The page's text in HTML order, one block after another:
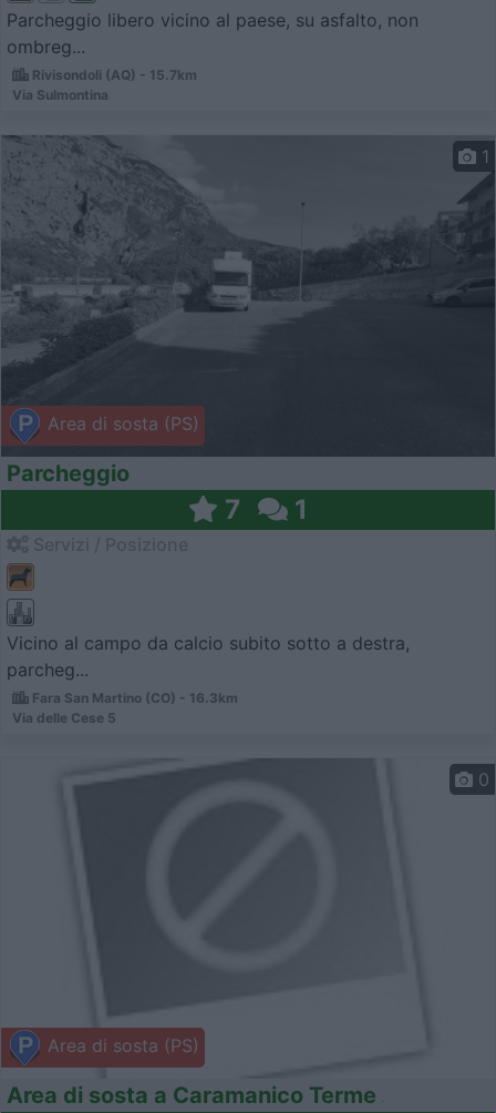
Parcheggio libero vicino al paese, su asfalto, non
ombreg...
Rivisondoli (AQ) - 15.7km
Via Sulmontina
Area di sosta (PS)
1
Parcheggio
7 1
Vicino al campo da calcio subito sotto a destra,
parcheg...
Fara San Martino (CO) - 16.3km
Via delle Cese 5
Area di sosta (PS)
0
Area di sosta a Caramanico Terme